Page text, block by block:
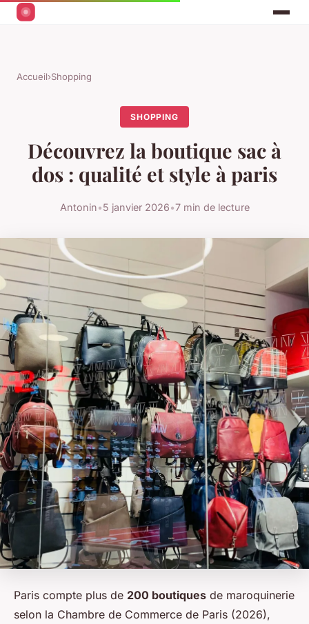
Accueil›Shopping
SHOPPING
Découvrez la boutique sac à
dos : qualité et style à paris
Antonin•5 janvier 2026•7 min de lecture
Paris compte plus de 200 boutiques de maroquinerie
selon la Chambre de Commerce de Paris (2026),